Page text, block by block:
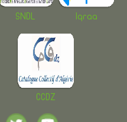
SNDL Iqraa
CCDZ